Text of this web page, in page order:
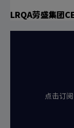
LRQA劳盛集团
点击订